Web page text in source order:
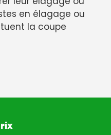
en élagage ou
la coupe